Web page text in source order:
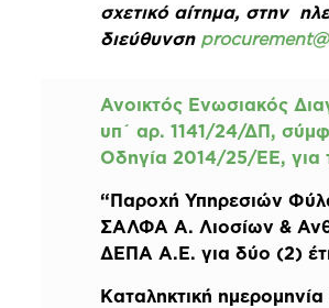
σχετικό αίτημα, στην
διεύθυνση
Ανοικτός Ενωσιακός
υπ΄ αρ. 1141/24/ΔΠ,
Οδηγία 2014/25/ΕΕ, για
“Παροχή Υπηρεσιών
ΣΑΛΦΑ Α. Λιοσίων &
ΔΕΠΑ Α.Ε. για δύο (2)
Καταληκτική